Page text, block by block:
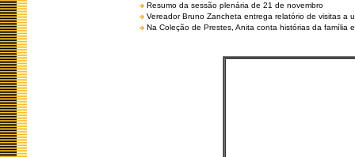
Resumo da sessão plenária de 21 de novembro
Vereador Bruno Zancheta entrega relatório de visitas a
Na Coleção de Prestes, Anita conta histórias da família